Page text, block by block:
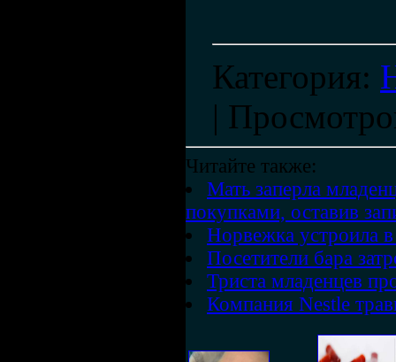
Категория:
|
Читайте также:
Мать заперла
покупками, оставив
Норвежка устроила
Посетители бара
Триста младенцев
Компания Nestle